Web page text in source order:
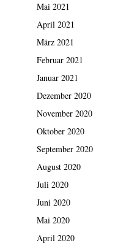
Mai 2021
April 2021
März 2021
Februar 2021
Januar 2021
Dezember 2020
November 2020
Oktober 2020
September 2020
August 2020
Juli 2020
Juni 2020
Mai 2020
April 2020